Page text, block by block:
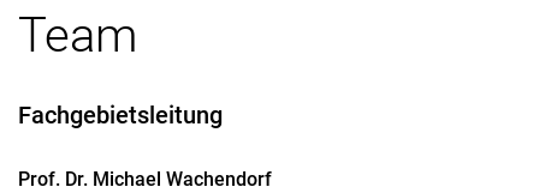
Team
Fachgebietsleitung
Prof. Dr. Michael Wachendorf